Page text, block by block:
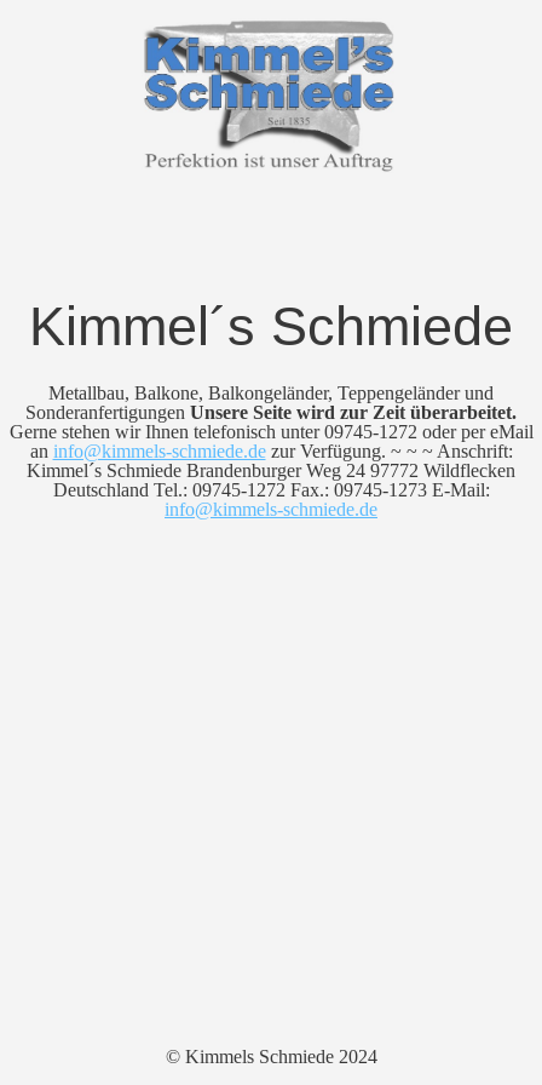
Kimmel´s Schmiede
Metallbau, Balkone, Balkongeländer, Teppengeländer und
Sonderanfertigungen Unsere Seite wird zur Zeit überarbeitet.
Gerne stehen wir Ihnen telefonisch unter 09745-1272 oder per eMail
an info@kimmels-schmiede.dezur Verfügung. ~ ~ ~ Anschrift:
Kimmel´s Schmiede Brandenburger Weg 24 97772 Wildflecken
Deutschland Tel.: 09745-1272 Fax.: 09745-1273 E-Mail:
info@kimmels-schmiede.de
© Kimmels Schmiede 2024